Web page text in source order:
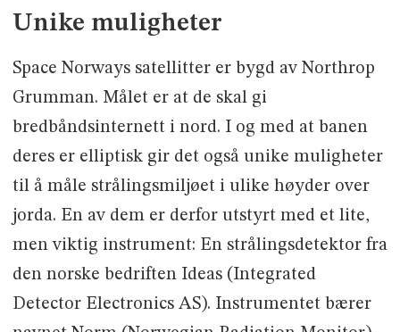
Unike muligheter
Space Norways satellitter er bygd av Northrop
Grumman. Målet er at de skal gi
bredbåndsinternett i nord. I og med at banen
deres er elliptisk gir det også unike muligheter
til å måle strålingsmiljøet i ulike høyder over
jorda. En av dem er derfor utstyrt med et lite,
men viktig instrument: En strålingsdetektor fra
den norske bedriften Ideas (Integrated
Detector Electronics AS). Instrumentet bærer